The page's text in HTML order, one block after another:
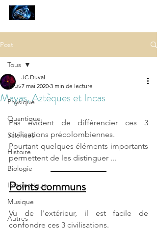
Post
Tous
Physique
Quantique
Sciences
Histoire
Biologie
Informatique
Musique
Autres
Tous
Mayas, Aztèques et Incas
JC Duval
7 mai 2020 3 min de lecture
Pas évident de différencier ces 3
civilisations précolombiennes.
Pourtant quelques éléments importants
permettent de les distinguer ...
Points communs
Vu de l'extérieur, il est facile de
confondre ces 3 civilisations.